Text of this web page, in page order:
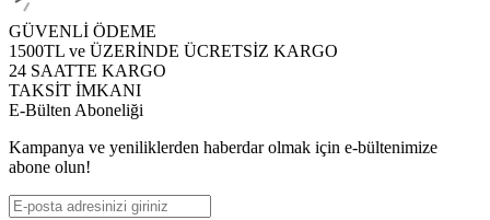
GÜVENLİ ÖDEME
1500TL ve ÜZERİNDE ÜCRETSİZ KARGO
24 SAATTE KARGO
TAKSİT İMKANI
E-Bülten Aboneliği
Kampanya ve yeniliklerden haberdar olmak için e-bültenimize
abone olun!